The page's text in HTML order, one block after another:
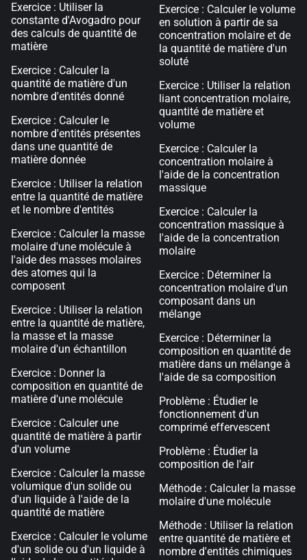
Exercice : Utiliser la
constante d'Avogadro pour
des calculs de quantité de
matière
Exercice : Calculer la
quantité de matière d'un
nombre d'entités donné
Exercice : Calculer le
nombre d'entités présentes
dans une quantité de
matière donnée
Exercice : Utiliser la relation
entre la quantité de matière
et le nombre d'entités
Exercice : Calculer la masse
molaire d'une molécule à
l'aide des masses molaires
des atomes qui la
composent
Exercice : Utiliser la relation
entre la quantité de matière,
la masse et la masse
molaire d'un échantillon
Exercice : Donner la
composition en quantité de
matière d'une molécule
Exercice : Calculer une
quantité de matière à partir
d'un volume
Exercice : Calculer la masse
volumique d'un solide ou
d'un liquide à l'aide de la
quantité de matière
Exercice : Calculer le volume
d'un solide ou d'un liquide à
Exercice : Calculer le volume
en solution à partir de sa
concentration molaire et de
la quantité de matière d'un
soluté
Exercice : Utiliser la relation
liant concentration molaire,
quantité de matière et
volume
Exercice : Calculer la
concentration molaire à
l'aide de la concentration
massique
Exercice : Calculer la
concentration massique à
l'aide de la concentration
molaire
Exercice : Déterminer la
concentration molaire d'un
composant dans un
mélange
Exercice : Déterminer la
composition en quantité de
matière dans un mélange à
l'aide de sa composition
Problème : Étudier le
fonctionnement d'un
comprimé effervescent
Problème : Étudier la
composition de l'air
Méthode : Calculer la masse
molaire d'une molécule
Méthode : Utiliser la relation
entre quantité de matière et
nombre d'entités chimiques